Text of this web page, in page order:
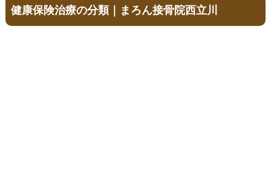
健康保険治療の分類｜まろん接骨院西立川